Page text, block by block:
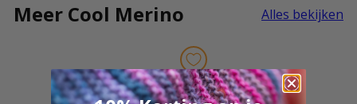
Meer Cool Merino Alles bekijken